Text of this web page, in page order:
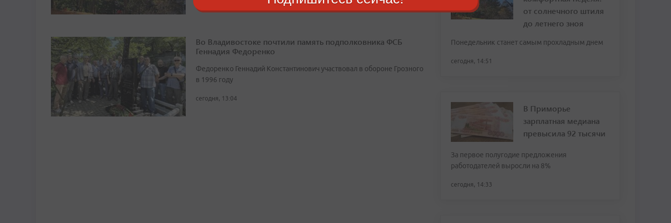
Во Владивостоке почтили память подполковника ФСБ
Геннадия Федоренко
Федоренко Геннадий Константинович участвовал в обороне Грозного
в 1996 году
сегодня, 13:04
от солнечного штиля
до летнего зноя
Понедельник станет самым прохладным днем
сегодня, 14:51
В Приморье
зарплатная медиана
превысила 92 тысячи
За первое полугодие предложения
работодателей выросли на 8%
сегодня, 14:33